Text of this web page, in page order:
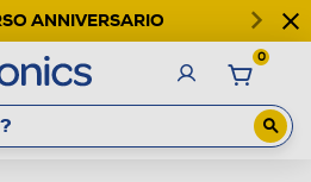
ANNIVERSARIO
0